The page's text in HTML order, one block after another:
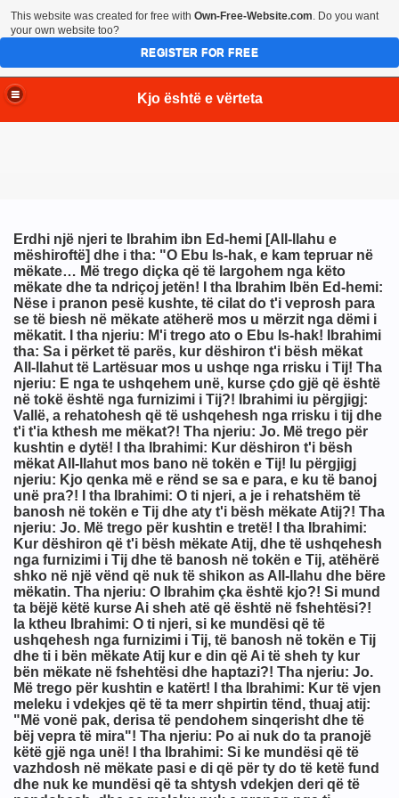
Kjo është e vërteta
Erdhi një njeri te Ibrahim ibn Ed-hemi [All-llahu e
mëshiroftë] dhe i tha: "O Ebu Is-hak, e kam tepruar në
mëkate… Më trego diçka që të largohem nga këto
mëkate dhe ta ndriçoj jetën! I tha Ibrahim Ibën Ed-hemi:
Nëse i pranon pesë kushte, të cilat do t'i veprosh para
se të biesh në mëkate atëherë mos u mërzit nga dëmi i
mëkatit. I tha njeriu: M'i trego ato o Ebu Is-hak! Ibrahimi
tha: Sa i përket të parës, kur dëshiron t'i bësh mëkat
All-llahut të Lartësuar mos u ushqe nga rrisku i Tij! Tha
njeriu: E nga te ushqehem unë, kurse çdo gjë që është
në tokë është nga furnizimi i Tij?! Ibrahimi iu përgjigj:
Vallë, a rehatohesh që të ushqehesh nga rrisku i tij dhe
t'i t'ia kthesh me mëkat?! Tha njeriu: Jo. Më trego për
kushtin e dytë! I tha Ibrahimi: Kur dëshiron t'i bësh
mëkat All-llahut mos bano në tokën e Tij! Iu përgjigj
njeriu: Kjo qenka më e rënd se sa e para, e ku të banoj
unë pra?! I tha Ibrahimi: O ti njeri, a je i rehatshëm të
banosh në tokën e Tij dhe aty t'i bësh mëkate Atij?! Tha
njeriu: Jo. Më trego për kushtin e tretë! I tha Ibrahimi:
Kur dëshiron që t'i bësh mëkate Atij, dhe të ushqehesh
nga furnizimi i Tij dhe të banosh në tokën e Tij, atëhërë
shko në një vënd që nuk të shikon as All-llahu dhe bëre
mëkatin. Tha njeriu: O Ibrahim çka është kjo?! Si mund
ta bëjë këtë kurse Ai sheh atë që është në fshehtësi?!
Ia ktheu Ibrahimi: O ti njeri, si ke mundësi që të
ushqehesh nga furnizimi i Tij, të banosh në tokën e Tij
dhe ti i bën mëkate Atij kur e din që Ai të sheh ty kur
bën mëkate në fshehtësi dhe haptazi?! Tha njeriu: Jo.
Më trego për kushtin e katërt! I tha Ibrahimi: Kur të vjen
meleku i vdekjes që të ta merr shpirtin tënd, thuaj atij:
"Më vonë pak, derisa të pendohem sinqerisht dhe të
bëj vepra të mira"! Tha njeriu: Po ai nuk do ta pranojë
këtë gjë nga unë! I tha Ibrahimi: Si ke mundësi që të
vazhdosh në mëkate pasi e di që për ty do të ketë fund
dhe nuk ke mundësi që ta shtysh vdekjen deri që të
This website was created for free with Own-Free-Website.com. Do you want
your own website too?
REGISTER FOR FREE